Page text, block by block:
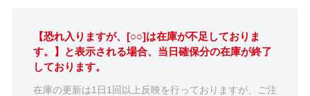
【恐れ入りますが、[○○]は在庫が不足しておりま
す。】と表示される場合、当日確保分の在庫が終了
しております。
在庫の更新は1日1回以上反映を行っておりますが、ご注